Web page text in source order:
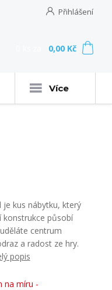
Přihlášení
0,00 Kč
Více
je kus nábytku, který
konstrukce působí
centrum
a radost ze hry.
popis
na míru -